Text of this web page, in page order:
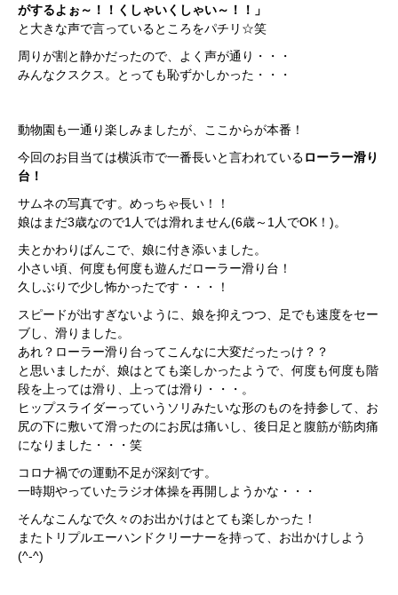
がするよぉ～！！くしゃいくしゃい～！！」
と大きな声で言っているところをパチリ☆笑
周りが割と静かだったので、よく声が通り・・・
みんなクスクス。とっても恥ずかしかった・・・
動物園も一通り楽しみましたが、ここからが本番！
今回のお目当ては横浜市で一番長いと言われているローラー滑り
台！
サムネの写真です。めっちゃ長い！！
娘はまだ3歳なので1人では滑れません(6歳～1人でOK！)。
夫とかわりばんこで、娘に付き添いました。
小さい頃、何度も何度も遊んだローラー滑り台！
久しぶりで少し怖かったです・・・！
スピードが出すぎないように、娘を抑えつつ、足でも速度をセー
ブし、滑りました。
あれ？ローラー滑り台ってこんなに大変だったっけ？？
と思いましたが、娘はとても楽しかったようで、何度も何度も階
段を上っては滑り、上っては滑り・・・。
ヒップスライダーっていうソリみたいな形のものを持参して、お
尻の下に敷いて滑ったのにお尻は痛いし、後日足と腹筋が筋肉痛
になりました・・・笑
コロナ禍での運動不足が深刻です。
一時期やっていたラジオ体操を再開しようかな・・・
そんなこんなで久々のお出かけはとても楽しかった！
またトリプルエーハンドクリーナーを持って、お出かけしよう
(^-^)